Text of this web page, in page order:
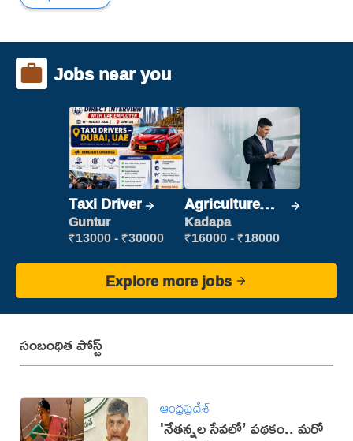
Jobs near you
Taxi Driver
Guntur
₹13000 - ₹30000
Agriculture
Labour
Kadapa
₹16000 - ₹18000
Explore more jobs
సంబంధిత పోస్ట్
ఆంధ్రప్రదేశ్
'నేతన్నల సేవలో’ పథకం.. మరో